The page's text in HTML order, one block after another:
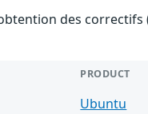
des correctifs
PRODUCT
Ubuntu